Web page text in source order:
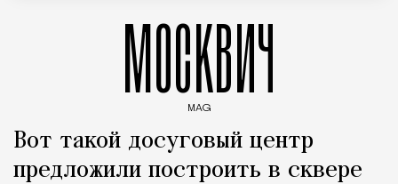
МОСКВИЧ
MAG
Вот такой досуговый центр
предложили построить в сквере